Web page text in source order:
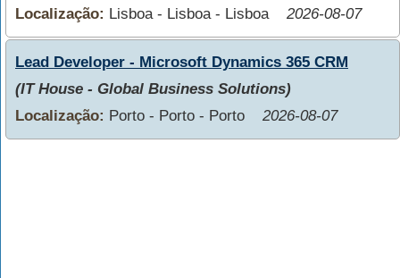
Localização: Lisboa - Lisboa - Lisboa 2026-08-07
Lead Developer - Microsoft Dynamics 365 CRM
(IT House - Global Business Solutions)
Localização: Porto - Porto - Porto 2026-08-07